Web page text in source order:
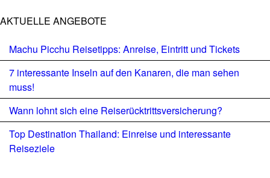
AKTUELLE ANGEBOTE
Machu Picchu Reisetipps: Anreise, Eintritt und Tickets
7 interessante Inseln auf den Kanaren, die man sehen
muss!
Wann lohnt sich eine Reiserücktrittsversicherung?
Top Destination Thailand: Einreise und interessante
Reiseziele